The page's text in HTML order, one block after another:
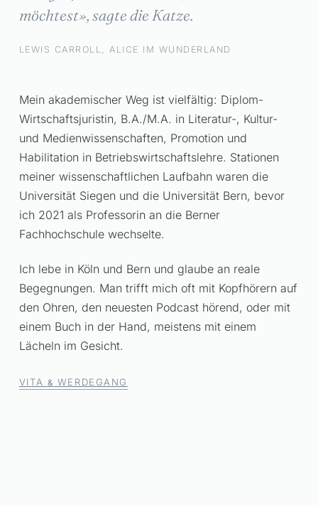
möchtest», sagte die Katze.
LEWIS CARROLL, ALICE IM WUNDERLAND
Mein akademischer Weg ist vielfältig: Diplom-
Wirtschaftsjuristin, B.A./M.A. in Literatur-, Kultur-
und Medienwissenschaften, Promotion und
Habilitation in Betriebswirtschaftslehre. Stationen
meiner wissenschaftlichen Laufbahn waren die
Universität Siegen und die Universität Bern, bevor
ich 2021 als Professorin an die Berner
Fachhochschule wechselte.
Ich lebe in Köln und Bern und glaube an reale
Begegnungen. Man trifft mich oft mit Kopfhörern auf
den Ohren, den neuesten Podcast hörend, oder mit
einem Buch in der Hand, meistens mit einem
Lächeln im Gesicht.
VITA & WERDEGANG